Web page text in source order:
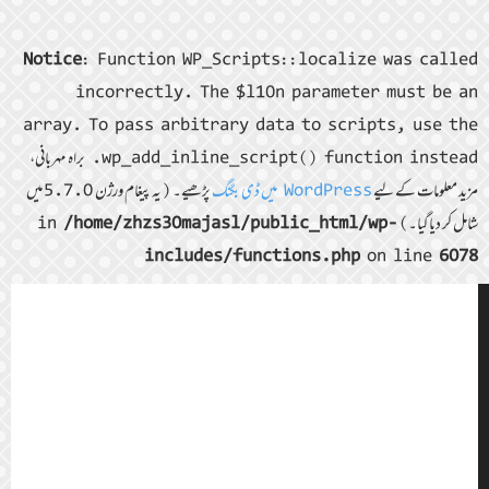
Notice: Function WP_Scripts::localize was called
incorrectly. The $l10n parameter must be an
array. To pass arbitrary data to scripts, use the
wp_add_inline_script() function instead. براہ مہربانی،
مزید معلومات کے لیےWordPress میں ڈی بگنگ
پڑھیے۔ (یہ پیغام ورژن 5.7.0 میں
شامل کر دیا گیا۔) in/home/zhzs30majasl/public_html/wp-
includes/functions.php on line 6078